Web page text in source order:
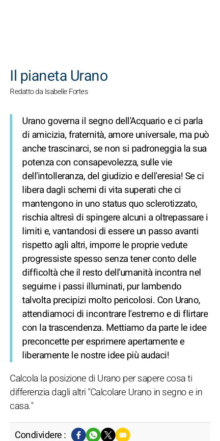
Il pianeta Urano
Redatto da Isabelle Fortes
Urano governa il segno dell'Acquario e ci parla
di amicizia, fraternità, amore universale, ma può
anche trascinarci, se non si padroneggia la sua
potenza con consapevolezza, sulle vie
dell'intolleranza, del giudizio e dell'eresia! Se ci
libera dagli schemi di vita superati che ci
mantengono in uno status quo sclerotizzato,
rischia altresì di spingere alcuni a oltrepassare i
limiti e, vantandosi di essere un passo avanti
rispetto agli altri, imporre le proprie vedute
progressiste spesso senza tener conto delle
difficoltà che il resto dell'umanità incontra nel
seguirne i passi illuminati, pur lambendo
talvolta precipizi molto pericolosi. Con Urano,
attendiamoci di incontrare l'estremo e di flirtare
con la trascendenza. Mettiamo da parte le idee
preconcette per esprimere apertamente e
liberamente le nostre idee più audaci!
Calcola la posizione di Urano per sapere cosa ti
differenzia dagli altri "Calcolare Urano in segno e in
casa."
Condividere :